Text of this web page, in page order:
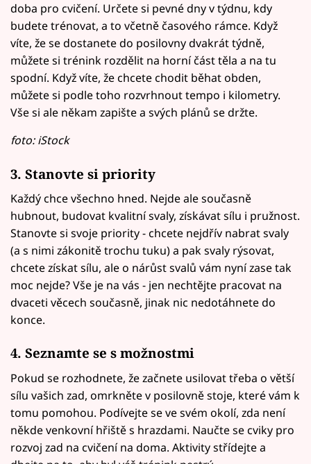
doba pro cvičení. Určete si pevné dny v týdnu, kdy
budete trénovat, a to včetně časového rámce. Když
víte, že se dostanete do posilovny dvakrát týdně,
můžete si trénink rozdělit na horní část těla a na tu
spodní. Když víte, že chcete chodit běhat obden,
můžete si podle toho rozvrhnout tempo i kilometry.
Vše si ale někam zapište a svých plánů se držte.
foto: iStock
3. Stanovte si priority
Každý chce všechno hned. Nejde ale současně
hubnout, budovat kvalitní svaly, získávat sílu i pružnost.
Stanovte si svoje priority - chcete nejdřív nabrat svaly
(a s nimi zákonitě trochu tuku) a pak svaly rýsovat,
chcete získat sílu, ale o nárůst svalů vám nyní zase tak
moc nejde? Vše je na vás - jen nechtějte pracovat na
dvaceti věcech současně, jinak nic nedotáhnete do
konce.
4. Seznamte se s možnostmi
Pokud se rozhodnete, že začnete usilovat třeba o větší
sílu vašich zad, omrkněte v posilovně stoje, které vám k
tomu pomohou. Podívejte se ve svém okolí, zda není
někde venkovní hřiště s hrazdami. Naučte se cviky pro
rozvoj zad na cvičení na doma. Aktivity střídejte a